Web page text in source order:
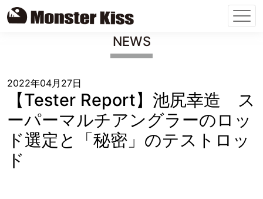
NEWS
2022年04月27日
【Tester Report】池尻幸造 ス
ーパーマルチアングラーのロッ
ド選定と「秘密」のテストロッ
ド